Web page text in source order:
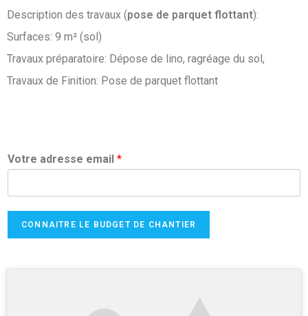
Description des travaux (pose de parquet flottant):
Surfaces: 9 m² (sol)
Travaux préparatoire: Dépose de lino, ragréage du sol,
Travaux de Finition: Pose de parquet flottant
Votre adresse email *
CONNAITRE LE BUDGET DE CHANTIER